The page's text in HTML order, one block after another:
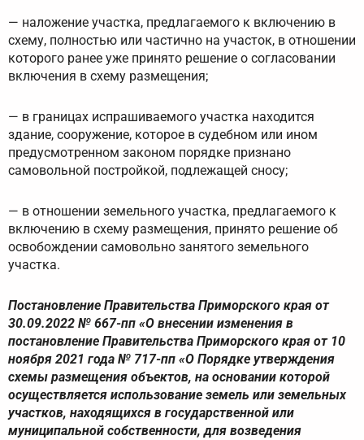
— наложение участка, предлагаемого к включению в
схему, полностью или частично на участок, в отношении
которого ранее уже принято решение о согласовании
включения в схему размещения;
— в границах испрашиваемого участка находится
здание, сооружение, которое в судебном или ином
предусмотренном законом порядке признано
самовольной постройкой, подлежащей сносу;
— в отношении земельного участка, предлагаемого к
включению в схему размещения, принято решение об
освобождении самовольно занятого земельного
участка.
Постановление Правительства Приморского края от
30.09.2022 № 667-пп «О внесении изменения в
постановление Правительства Приморского края от 10
ноября 2021 года № 717-пп «О Порядке утверждения
схемы размещения объектов, на основании которой
осуществляется использование земель или земельных
участков, находящихся в государственной или
муниципальной собственности, для возведения